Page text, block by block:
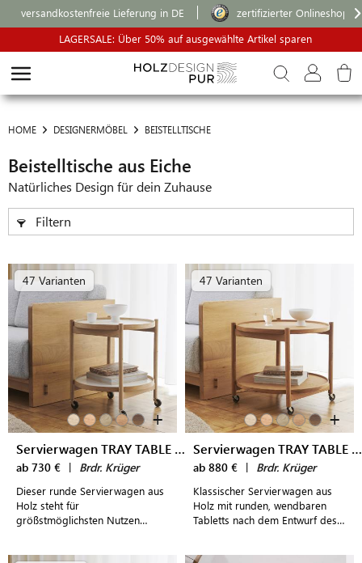
versandkostenfreie Lieferung in DE
zertifizierter Onlineshop
LAGERSALE: Über 50% auf ausgewählte Artikel sparen
HOME DESIGNERMÖBEL BEISTELLTISCHE
Beistelltische aus Eiche
Natürliches Design für dein Zuhause
Filtern
47 Varianten
+
Servierwagen TRAY TABLE 50
ab 730 € | Brdr. Krüger
Dieser runde Servierwagen aus
Holz steht für
größstmöglichsten Nutzen
47 Varianten
+
Servierwagen TRAY TABLE 60
ab 880 € | Brdr. Krüger
Klassischer Servierwagen aus
Holz mit runden, wendbaren
Tabletts nach dem Entwurf des